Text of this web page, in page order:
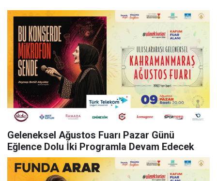
Geleneksel Ağustos Fuarı Pazar Günü
Eğlence Dolu İki Programla Devam Edecek